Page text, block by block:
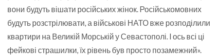
вони будуть вішати російських жінок. Російськомовних
будуть розстрілювати, а військові НАТО вже розподілили
квартири на Великій Морській у Севастополі. І ось всі ці
фейкові страшилки, їх рівень був просто позамежний».